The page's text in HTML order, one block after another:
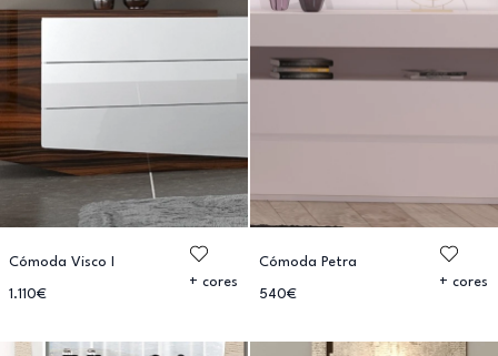
Cómoda Visco I
1.110€
+ cores
Cómoda Petra
540€
+ cores